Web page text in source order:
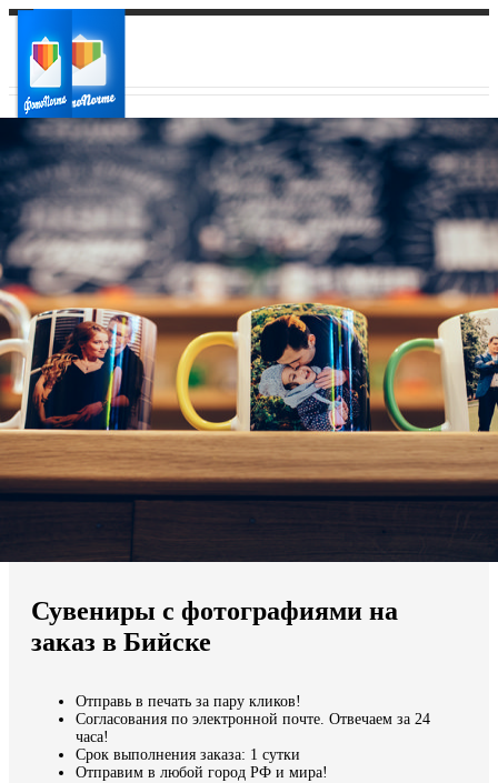
Ваш город:
Ваш регион доставки
Выберите из списка:
Мы доставляем по всему миру
Продолжить без города
Сувениры с фотографиями на
заказ в Бийске
Отправь в печать за пару кликов!
Согласования по электронной почте. Отвечаем за 24
часа!
Срок выполнения заказа: 1 сутки
Отправим в любой город РФ и мира!